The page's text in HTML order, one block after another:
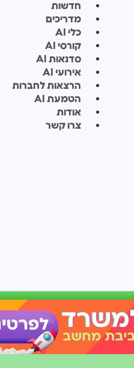
חדשות
מדריכים
כלי AI
קורסי AI
סדנאות AI
אירועי AI
הרצאות לחברות
הטמעת AI
אודות
צרו קשר